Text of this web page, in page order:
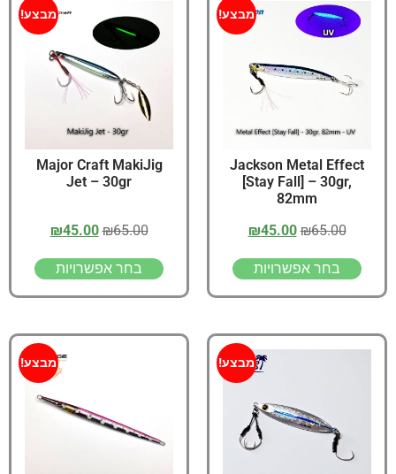
מבצע!
Jackson Metal Effect
[Stay Fall] – 30gr,
82mm
₪65.00
₪45.00
בחר אפשרויות
מבצע!
Major Craft MakiJig
Jet – 30gr
₪65.00
₪45.00
בחר אפשרויות
מבצע! מבצע!